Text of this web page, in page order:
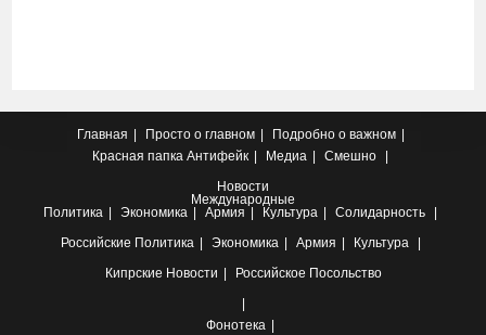
Главная Просто о главном
Подробно о важном
Красная папка Антифейк Медиа
Смешно
Новости
Международные
Политика
Экономика Армия Культура
Солидарность
Российские Политика Экономика Армия
Культура
Кипрские Новости Российское Посольство
Фонотека